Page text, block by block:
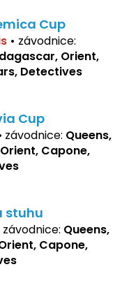
Cup
• závodnice:
Orient,
Detectives
Cup
závodnice: Queens,
Capone,
stuhu
závodnice: Queens,
Capone,